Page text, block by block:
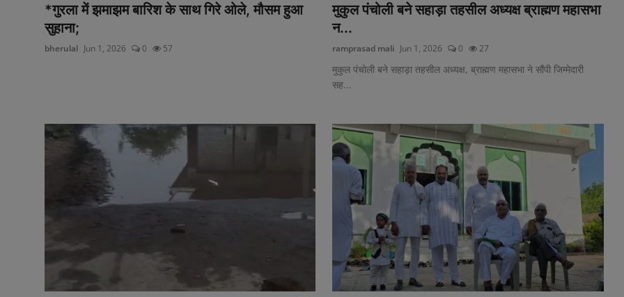
*गुरला में झमाझम बारिश के साथ गिरे ओले, मौसम हुआ
सुहाना;
bherulal Jun 1, 2026 0 57
मुकुल पंचोली बने सहाड़ा तहसील अध्यक्ष ब्राह्मण महासभा
न...
ramprasad mali Jun 1, 2026 0 27
मुकुल पंचोली बने सहाड़ा तहसील अध्यक्ष, ब्राह्मण महासभा ने सौंपी जिम्मेदारी
सह...